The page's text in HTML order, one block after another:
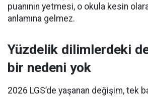
puanının yetmesi, o okula kesin
anlamına gelmez.
Yüzdelik dilimlerdeki
bir nedeni yok
2026 LGS’de yaşanan değişim, tek